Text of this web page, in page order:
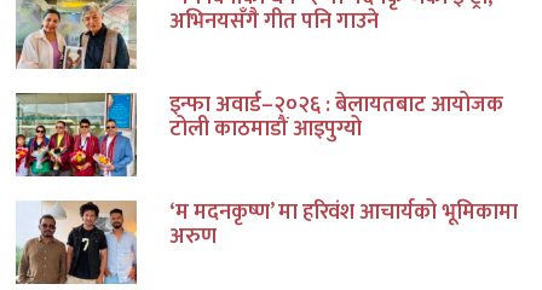
अभिनयसँगै गीत पनि गाउने
इन्फा अवार्ड–२०२६ : बेलायतबाट आयोजक
टोली काठमाडौं आइपुग्यो
‘म मदनकृष्ण’ मा हरिवंश आचार्यको भूमिकामा
अरुण